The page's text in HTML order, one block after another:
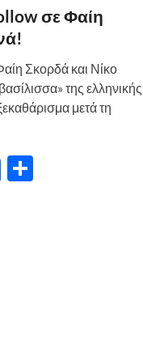
τε
ε
σε Φαίη
Σκορδά και Νίκο
της ελληνικής
μετά τη